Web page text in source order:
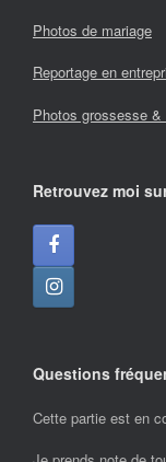
Photos de mariage
Reportage en
Photos grossesse &
Retrouvez moi
Questions
Cette partie est en